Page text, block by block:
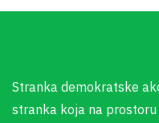
Stranka demokratske
stranka koja na